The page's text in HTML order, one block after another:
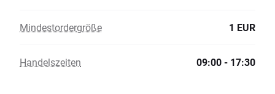
Mindestordergröße 1 EUR
Handelszeiten 09:00 - 17:30